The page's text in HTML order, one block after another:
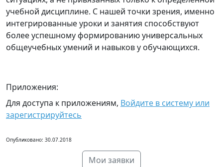
учебной дисциплине. С нашей точки зрения, именно
интегрированные уроки и занятия способствуют
более успешному формированию универсальных
общеучебных умений и навыков у обучающихся.
Приложения:
Для доступа к приложениям, Войдите в систему или
зарегистрируйтесь
Опубликовано: 30.07.2018
Мои заявки